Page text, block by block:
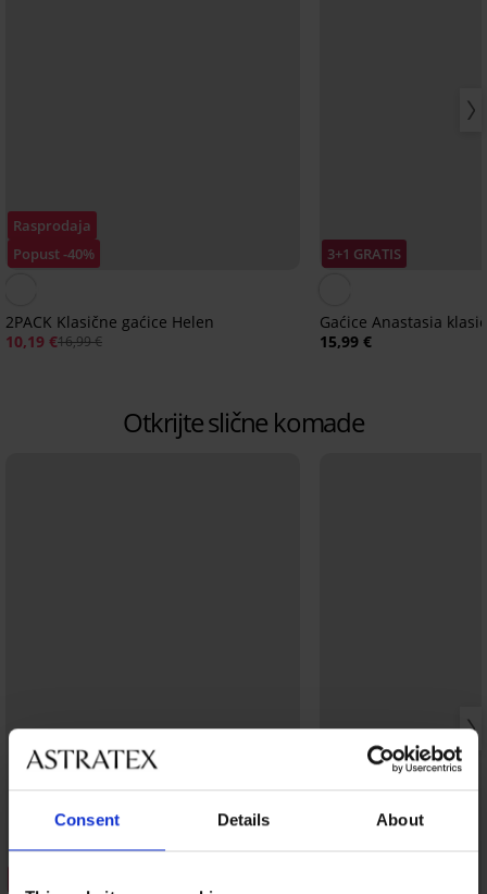
Consent Details About
Rasprodaja
Popust -40%
2PACK Klasične gaćice Helen
10,19 €16,99 €
3+1 GRATIS
Gaćice Anastasia
15,99 €
Otkrijte slične komade